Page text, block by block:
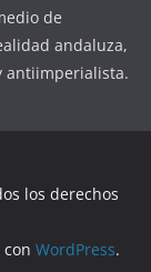
de
andaluza,
antiimperialista.
los derechos
WordPress.